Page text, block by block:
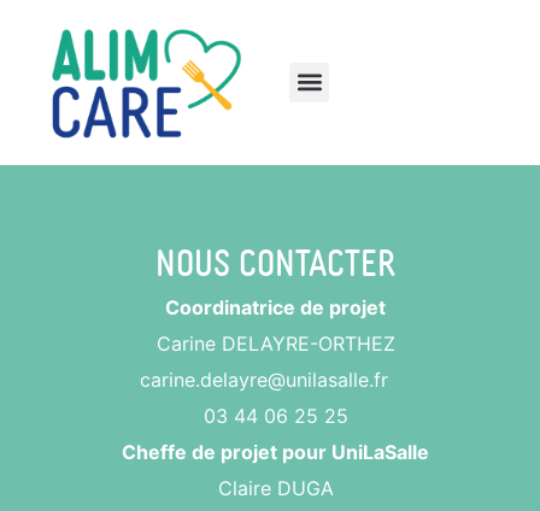
Nous contacter
Coordinatrice de projet
Carine DELAYRE-ORTHEZ
carine.delayre@unilasalle.fr
03 44 06 25 25
Cheffe de projet pour UniLaSalle
Claire DUGA